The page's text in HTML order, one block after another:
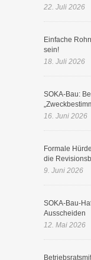
22. Juli 2026
Einfache
sein!
18. Juli 2026
SOKA-Bau:
16. Juni 2026
Formale
die
9. Juni 2026
SOKA-Bau-
Ausscheiden
12. Mai 2026